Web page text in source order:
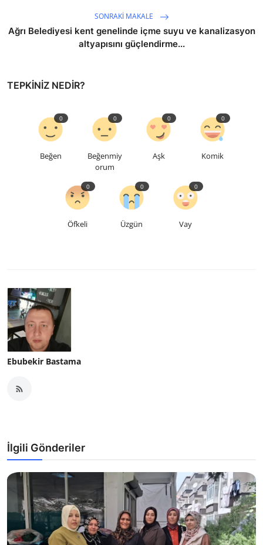
SONRAKI MAKALE
Ağrı Belediyesi kent genelinde içme suyu ve kanalizasyon
altyapısını güçlendirme...
TEPKINIZ NEDIR?
Beğen
0
Beğenmiy
orum
0
Aşk
0
Komik
0
Öfkeli
0
Üzgün
0
Vay
0
Ebubekir Bastama
İlgili Gönderiler